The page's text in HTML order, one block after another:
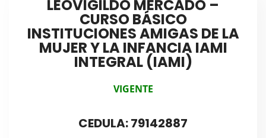
LEOVIGILDO MERCADO –
CURSO BÁSICO
INSTITUCIONES AMIGAS DE LA
MUJER Y LA INFANCIA IAMI
INTEGRAL (IAMI)
VIGENTE
CEDULA: 79142887